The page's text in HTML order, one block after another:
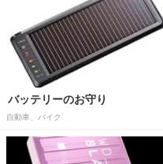
バッテリーのお守り
自動車、バイク